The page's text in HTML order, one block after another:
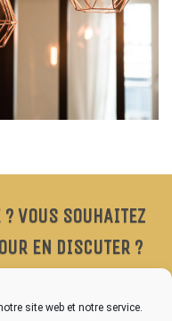
site web et notre service.
VOUS SOUHAITEZ
EN DISCUTER ?